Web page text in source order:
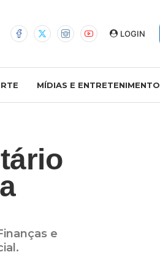
LOGIN
MÍDIAS E ENTRETENIMENTO
e